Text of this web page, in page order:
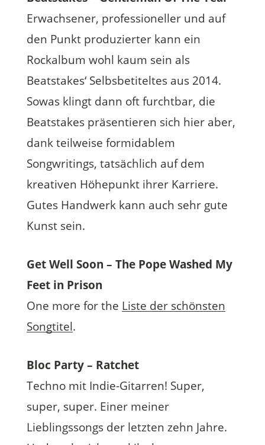
Erwachsener, professioneller und auf
den Punkt produzierter kann ein
Rockalbum wohl kaum sein als
Beatstakes‘ Selbsbetiteltes aus 2014.
Sowas klingt dann oft furchtbar, die
Beatstakes präsentieren sich hier aber,
dank teilweise formidablem
Songwritings, tatsächlich auf dem
kreativen Höhepunkt ihrer Karriere.
Gutes Handwerk kann auch sehr gute
Kunst sein.
Get Well Soon – The Pope Washed My
Feet in Prison
One more for the Liste der schönsten
Songtitel.
Bloc Party – Ratchet
Techno mit Indie-Gitarren! Super,
super, super. Einer meiner
Lieblingssongs der letzten zehn Jahre.